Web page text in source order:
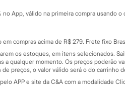
Governança
Educação
App, válido na primeira compra usando
em compras acima de R$ 279. Frete fixo
os estoques, em itens selecionados.
a qualquer momento. Os preços poderão
preços, o valor válido será o do carrinho
APP e site da C&A com a modalidade